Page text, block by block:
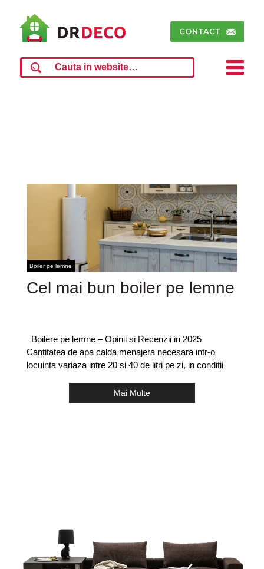
Boiler pe lemne
Cel mai bun boiler pe lemne
Boilere pe lemne – Opinii si Recenzii in 2025
Cantitatea de apa calda menajera necesara intr-o
locuinta variaza intre 20 si 40 de litri pe zi, in conditii
Mai Multe